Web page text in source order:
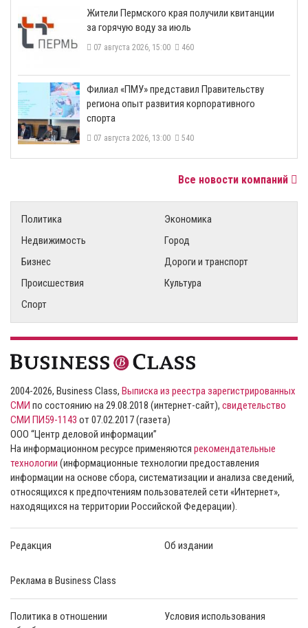
​Жители Пермского края получили квитанции
за горячую воду за июль
07 августа 2026, 15:00 460
​Филиал «ПМУ» представил Правительству
региона опыт развития корпоративного
спорта
07 августа 2026, 13:00 540
Все новости компаний
Политика
Экономика
Недвижимость
Город
Бизнес
Дороги и транспорт
Происшествия
Культура
Спорт
2004-2026, Business Class, Выписка из реестра зарегистрированных
СМИ по состоянию на 29.08.2018 (интернет-сайт), свидетельство
СМИ ПИ59-1143 от 07.02.2017 (газета)
ООО “Центр деловой информации”
На информационном ресурсе применяются рекомендательные
технологии (информационные технологии предоставления
информации на основе сбора, систематизации и анализа сведений,
относящихся к предпочтениям пользователей сети «Интернет»,
находящихся на территории Российской Федерации).
Редакция Об издании
Реклама в Business Class
Политика в отношении
Условия использования